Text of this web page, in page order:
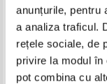
anunțurile, pentru
a analiza traficul.
rețele sociale, de
privire la modul
pot combina cu
Cecelia Ahern - Anul in
am intalnit
Pret:21,00 Lei